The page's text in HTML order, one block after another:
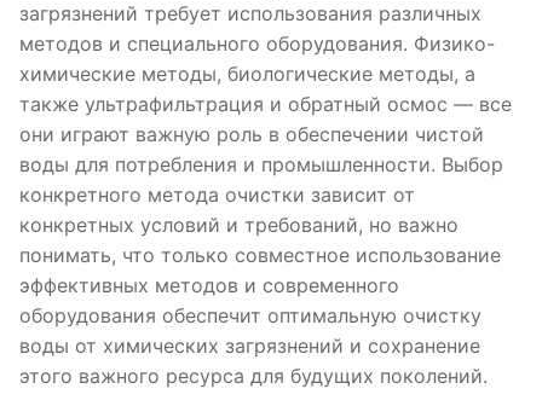
загрязнений требует использования различных
методов и специального оборудования. Физико-
химические методы, биологические методы, а
также ультрафильтрация и обратный осмос — все
они играют важную роль в обеспечении чистой
воды для потребления и промышленности. Выбор
конкретного метода очистки зависит от
конкретных условий и требований, но важно
понимать, что только совместное использование
эффективных методов и современного
оборудования обеспечит оптимальную очистку
воды от химических загрязнений и сохранение
этого важного ресурса для будущих поколений.